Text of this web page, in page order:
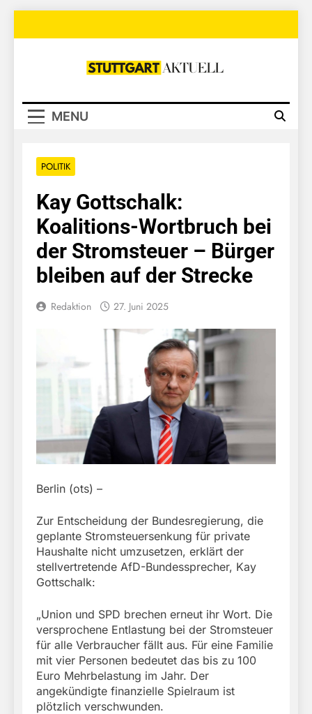
Stuttgart
MENU
POLITIK
Kay Gottschalk:
Koalitions-Wortbruch bei
der Stromsteuer – Bürger
bleiben auf der Strecke
Redaktion 27. Juni 2025
Berlin (ots) –
Zur Entscheidung der Bundesregierung, die
geplante Stromsteuersenkung für private
Haushalte nicht umzusetzen, erklärt der
stellvertretende AfD-Bundessprecher, Kay
Gottschalk:
„Union und SPD brechen erneut ihr Wort. Die
versprochene Entlastung bei der Stromsteuer
für alle Verbraucher fällt aus. Für eine Familie
mit vier Personen bedeutet das bis zu 100
Euro Mehrbelastung im Jahr. Der
angekündigte finanzielle Spielraum ist
plötzlich verschwunden.